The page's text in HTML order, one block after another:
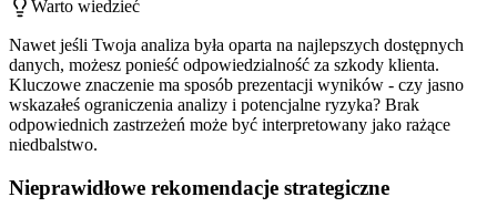
Warto wiedzieć
Nawet jeśli Twoja analiza była oparta na najlepszych dostępnych
danych, możesz ponieść odpowiedzialność za szkody klienta.
Kluczowe znaczenie ma sposób prezentacji wyników - czy jasno
wskazałeś ograniczenia analizy i potencjalne ryzyka? Brak
odpowiednich zastrzeżeń może być interpretowany jako rażące
niedbalstwo.
Nieprawidłowe rekomendacje strategiczne